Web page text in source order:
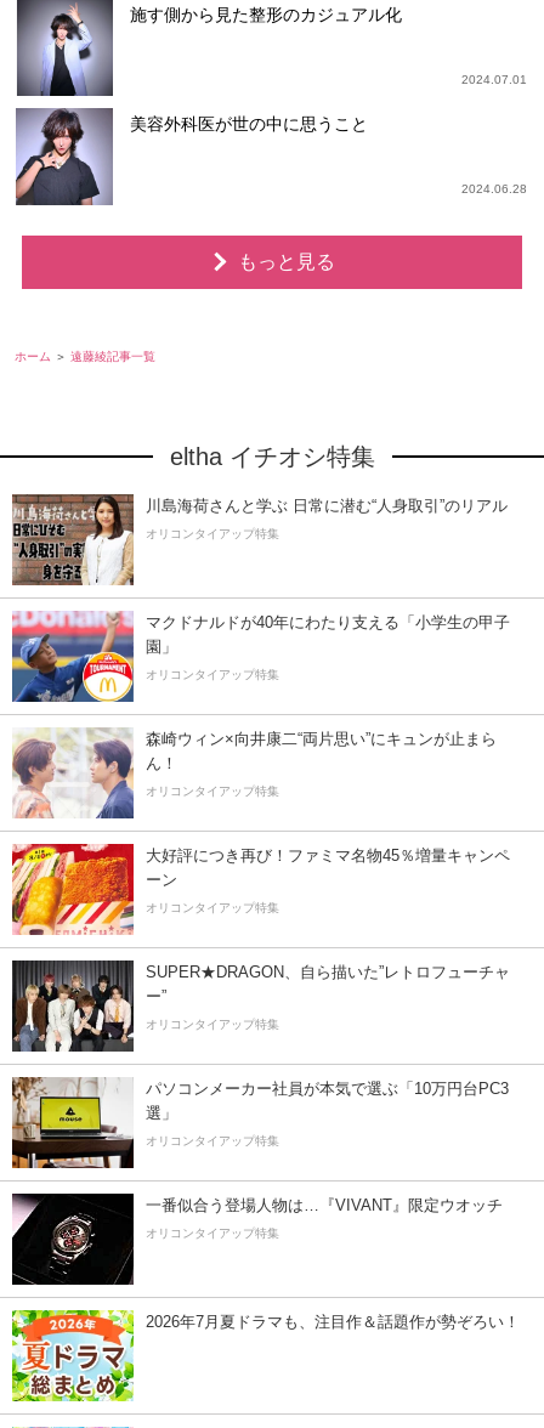
施す側から見た整形のカジュアル化
2024.07.01
美容外科医が世の中に思うこと
2024.06.28
もっと見る
ホーム 遠藤綾記事一覧
eltha イチオシ特集
川島海荷さんと学ぶ 日常に潜む“人身取引”のリアル
オリコンタイアップ特集
マクドナルドが40年にわたり支える「小学生の甲子
園」
オリコンタイアップ特集
森崎ウィン×向井康二“両片思い”にキュンが止まら
ん！
オリコンタイアップ特集
大好評につき再び！ファミマ名物45％増量キャンペ
ーン
オリコンタイアップ特集
SUPER★DRAGON、自ら描いた”レトロフューチャ
ー”
オリコンタイアップ特集
パソコンメーカー社員が本気で選ぶ「10万円台PC3
選」
オリコンタイアップ特集
一番似合う登場人物は…『VIVANT』限定ウオッチ
オリコンタイアップ特集
2026年7月夏ドラマも、注目作＆話題作が勢ぞろい！